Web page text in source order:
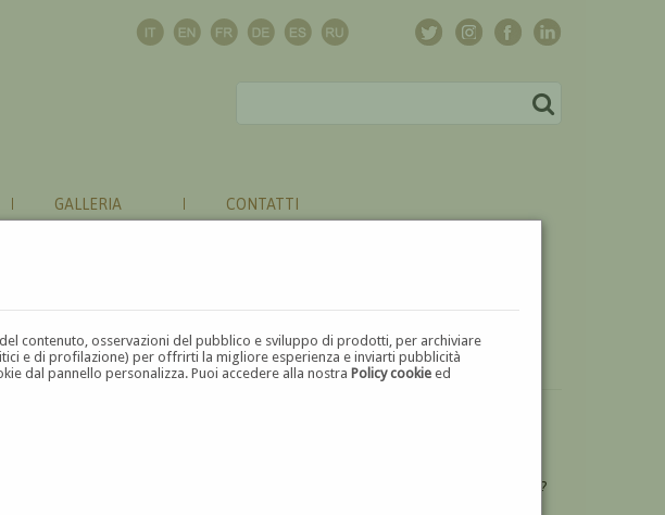
contenuto, osservazioni del pubblico e sviluppo di prodotti, per archiviare
e di profilazione) per offrirti la migliore esperienza e inviarti pubblicità
dal pannello personalizza. Puoi accedere alla nostraPolicy cookie ed
GALLERIA CONTATTI
UN'OPERA DI RAFFAELE CURTIS?